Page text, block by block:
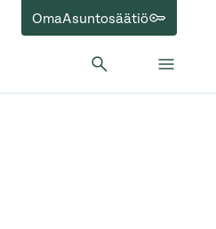
OmaAsuntosäätiö
Hae: